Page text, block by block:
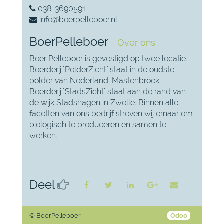
038-3690591
info@boerpelleboer.nl
BoerPelleboer - Over ons
Boer Pelleboer is gevestigd op twee locatie.
Boerderij "PolderZicht" staat in de oudste
polder van Nederland, Mastenbroek.
Boerderij "StadsZicht" staat aan de rand van
de wijk Stadshagen in Zwolle. Binnen alle
facetten van ons bedrijf streven wij ernaar om
biologisch te produceren en samen te
werken.
Deel
© BoerPelleboer Odoo